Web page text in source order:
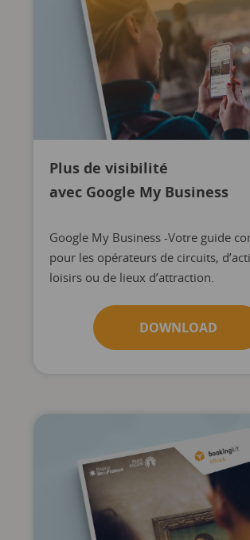
Plus de visibilité
avec Google My Business
Google My Business -Votre guide
pour les opérateurs de circuits,
loisirs ou de lieux d’attraction.
DOWNLOAD